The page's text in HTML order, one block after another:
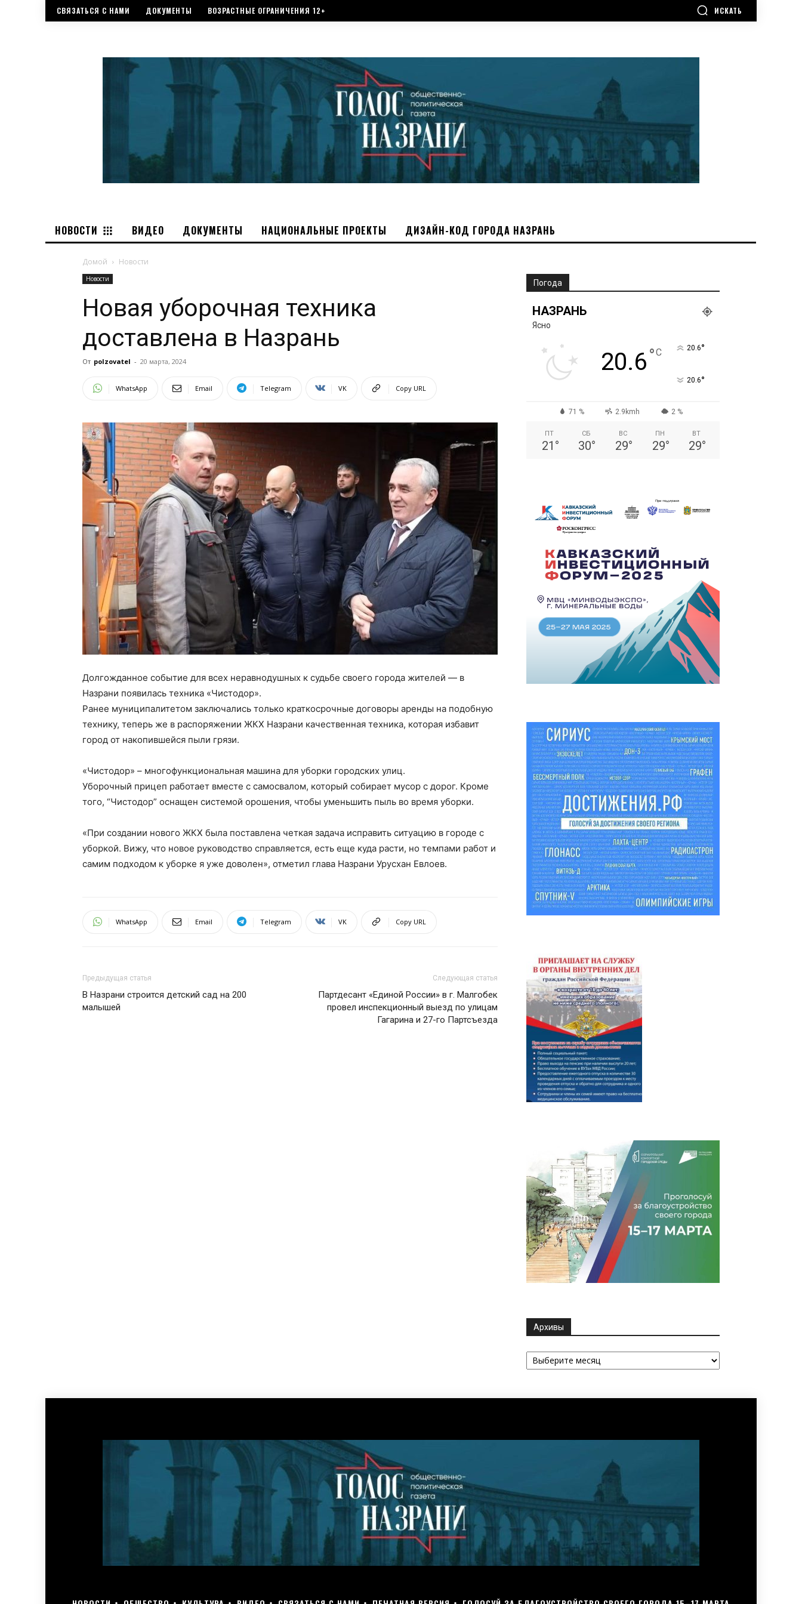
СВЯЗАТЬСЯ С НАМИ ДОКУМЕНТЫ ВОЗРАСТНЫЕ ОГРАНИЧЕНИЯ 12+ ИСКАТЬ
НОВОСТИ ВИДЕО ДОКУМЕНТЫ НАЦИОНАЛЬНЫЕ ПРОЕКТЫ ДИЗАЙН-КОД ГОРОДА НАЗРАНЬ
Домой Новости
Новости
Новая уборочная техника
доставлена в Назрань
От polzovatel - 20 марта, 2024
WhatsApp Email Telegram VK Copy URL
Долгожданное событие для всех неравнодушных к судьбе своего города жителей — в
Назрани появилась техника «Чистодор».
Ранее муниципалитетом заключались только краткосрочные договоры аренды на подобную
технику, теперь же в распоряжении ЖКХ Назрани качественная техника, которая избавит
город от накопившейся пыли грязи.
«Чистодор» – многофункциональная машина для уборки городских улиц.
Уборочный прицеп работает вместе с самосвалом, который собирает мусор с дорог. Кроме
того, “Чистодор” оснащен системой орошения, чтобы уменьшить пыль во время уборки.
«При создании нового ЖКХ была поставлена четкая задача исправить ситуацию в городе с
уборкой. Вижу, что новое руководство справляется, есть еще куда расти, но темпами работ и
самим подходом к уборке я уже доволен», отметил глава Назрани Урусхан Евлоев.
WhatsApp Email Telegram VK Copy URL
Предыдущая статья
В Назрани строится детский сад на 200
малышей
Следующая статья
Партдесант «Единой России» в г. Малгобек
провел инспекционный выезд по улицам
Гагарина и 27-го Партсъезда
Погода
НАЗРАНЬ
Ясно
20.6°C 20.6°
20.6°
71 % 2.9kmh 2 %
ПТ
21 °
СБ
30°
ВС
29°
ПН
29°
ВТ
29°
Архивы
Архивы